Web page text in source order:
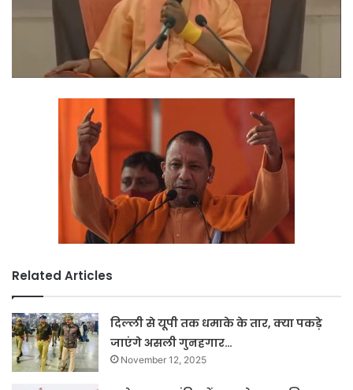
Related Articles
दिल्ली से यूपी तक धमाके के तार, क्या पकड़े
जाएंगे असली गुनहगार…
November 12, 2025